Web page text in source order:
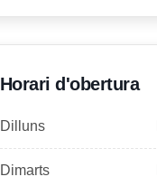
Horari d'obertura
Dilluns
Dimarts